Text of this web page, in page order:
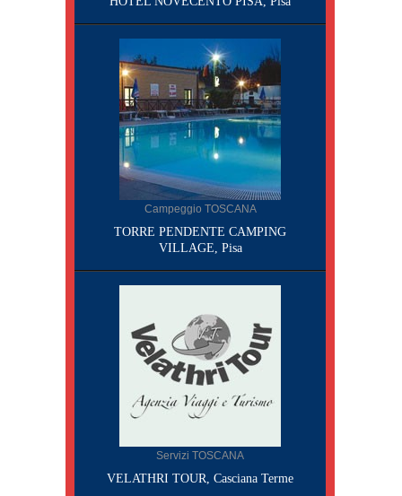
Campeggio TOSCANA
TORRE PENDENTE CAMPING
VILLAGE, Pisa
Servizi TOSCANA
VELATHRI TOUR, Casciana Terme